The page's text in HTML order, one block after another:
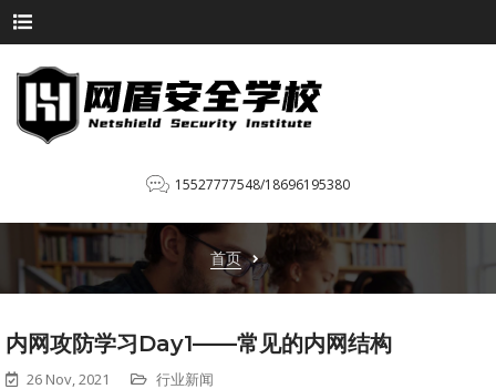
15527777548/18696195380
首页
内网攻防学习Day1——常见的内网结构
26 Nov, 2021 行业新闻